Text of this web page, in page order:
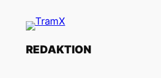
REDAKTION